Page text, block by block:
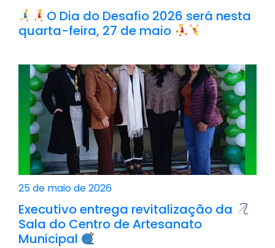
O Dia do Desafio 2026 será nesta
quarta-feira, 27 de maio
25 de maio de 2026
Executivo entrega revitalização da
Sala do Centro de Artesanato
Municipal